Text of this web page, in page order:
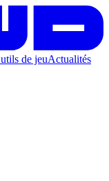
de jeuActualités